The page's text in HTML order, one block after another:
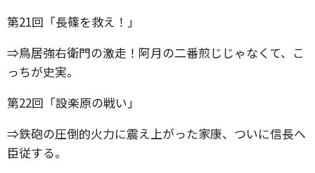
第21回「長篠を救え！」
⇒鳥居強右衛門の激走！阿月の二番煎じじゃなくて、こ
っちが史実。
第22回「設楽原の戦い」
⇒鉄砲の圧倒的火力に震え上がった家康、ついに信長へ
臣従する。